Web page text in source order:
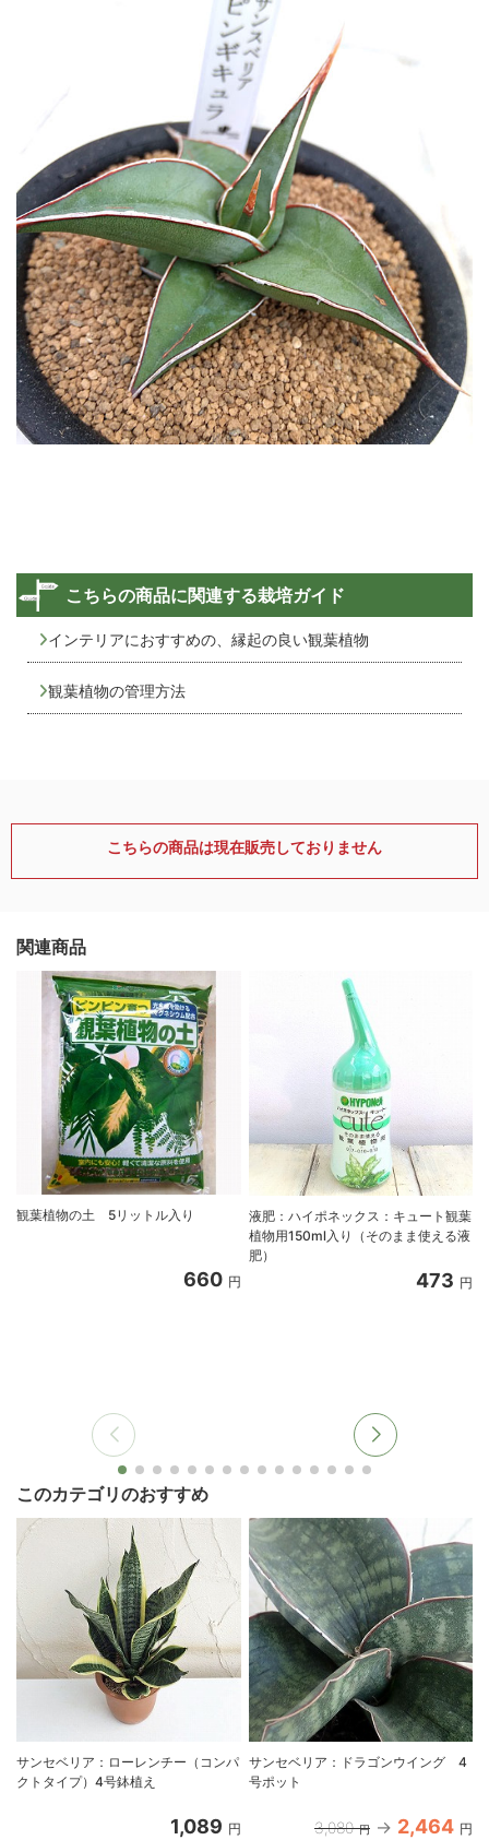
こちらの商品に関連する栽培ガイド
インテリアにおすすめの、縁起の良い観葉植物
観葉植物の管理方法
こちらの商品は現在販売しておりません
関連商品
観葉植物の土 5リットル入り
660 円
液肥：ハイポネックス：キュート観葉
植物用150ml入り（そのまま使える液
肥）
473 円
このカテゴリのおすすめ
サンセベリア：ローレンチー（コンパ
クトタイプ）4号鉢植え
1,089 円
サンセベリア：ドラゴンウイング 4
号ポット
3,080 円 2,464 円